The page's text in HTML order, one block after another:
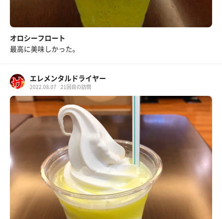
オロシーフロート
最高に美味しかった。
エレメンタルドライヤー
2022.08.07 21回目の訪問